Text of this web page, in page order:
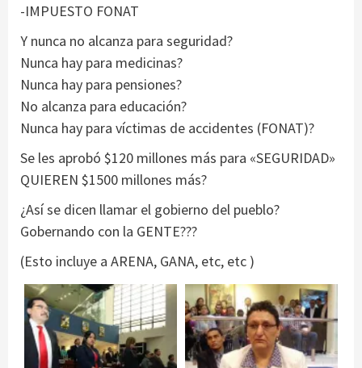
-IMPUESTO FONAT
Y nunca no alcanza para seguridad?
Nunca hay para medicinas?
Nunca hay para pensiones?
No alcanza para educación?
Nunca hay para víctimas de accidentes (FONAT)?
Se les aprobó $120 millones más para «SEGURIDAD»
QUIEREN $1500 millones más?
¿Así se dicen llamar el gobierno del pueblo?
Gobernando con la GENTE???
(Esto incluye a ARENA, GANA, etc, etc )